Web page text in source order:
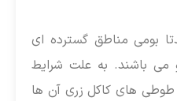
بومی مناطق گسترده ای
می باشند. به علت شرایط
های کاکل زری آن ها